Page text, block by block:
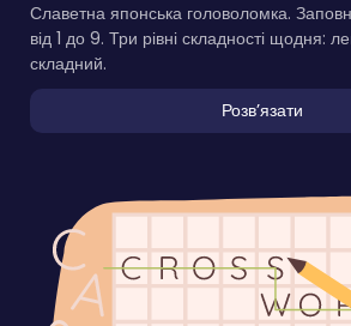
Славетна японська головоломка.
від 1 до 9. Три рівні складності щодня:
складний.
Розвʼязати